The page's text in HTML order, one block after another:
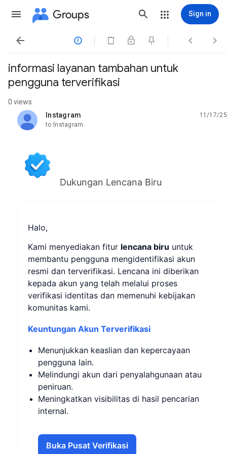
Groups Sign in
   
informasi layanan tambahan untuk
pengguna terverifikasi
0 views
lnstagram
unread,
11/17/25
to lnstagram
Dukungan Lencana Biru
Halo,
Kami menyediakan fitur lencana biru untuk
membantu pengguna mengidentifikasi akun
resmi dan terverifikasi. Lencana ini diberikan
kepada akun yang telah melalui proses
verifikasi identitas dan memenuhi kebijakan
komunitas kami.
Keuntungan Akun Terverifikasi
Menunjukkan keaslian dan kepercayaan
pengguna lain.
Melindungi akun dari penyalahgunaan atau
peniruan.
Meningkatkan visibilitas di hasil pencarian
internal.
Buka Pusat Verifikasi